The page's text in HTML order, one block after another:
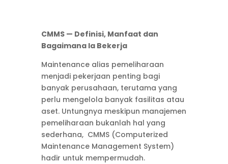
CMMS — Definisi, Manfaat dan
Bagaimana Ia Bekerja
Maintenance alias pemeliharaan
menjadi pekerjaan penting bagi
banyak perusahaan, terutama yang
perlu mengelola banyak fasilitas atau
aset. Untungnya meskipun manajemen
pemeliharaan bukanlah hal yang
sederhana, CMMS (Computerized
Maintenance Management System)
hadir untuk mempermudah.